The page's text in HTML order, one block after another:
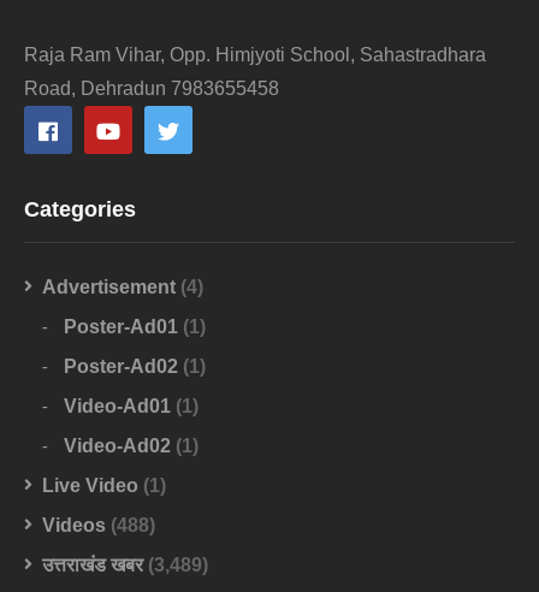
Raja Ram Vihar, Opp. Himjyoti School, Sahastradhara
Road, Dehradun 7983655458
Categories
Advertisement (4)
Poster-Ad01 (1)
Poster-Ad02 (1)
Video-Ad01 (1)
Video-Ad02 (1)
Live Video (1)
Videos (488)
उत्तराखंड खबर(3,489)